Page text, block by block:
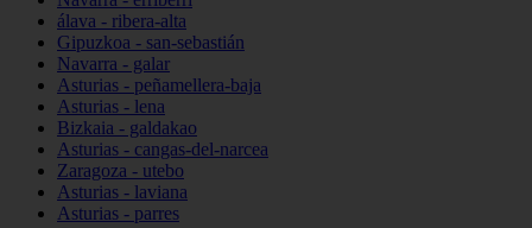
álava - ribera-alta
Gipuzkoa - san-sebastián
Navarra - galar
Asturias - peñamellera-baja
Asturias - lena
Bizkaia - galdakao
Asturias - cangas-del-narcea
Zaragoza - utebo
Asturias - laviana
Asturias - parres